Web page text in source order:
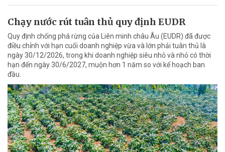
Chạy nước rút tuân thủ quy định EUDR
Quy định chống phá rừng của Liên minh châu Âu (EUDR) đã được
điều chỉnh với hạn cuối doanh nghiệp vừa và lớn phải tuân thủ là
ngày 30/12/2026, trong khi doanh nghiệp siêu nhỏ và nhỏ có thời
hạn đến ngày 30/6/2027, muộn hơn 1 năm so với kế hoạch ban
đầu.